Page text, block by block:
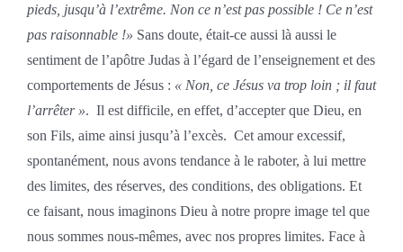
pieds, jusqu’à l’extrême. Non ce n’est pas possible ! Ce n’est
pas raisonnable !» Sans doute, était-ce aussi là aussi le
sentiment de l’apôtre Judas à l’égard de l’enseignement et des
comportements de Jésus : « Non, ce Jésus va trop loin ; il faut
l’arrêter ». Il est difficile, en effet, d’accepter que Dieu, en
son Fils, aime ainsi jusqu’à l’excès. Cet amour excessif,
spontanément, nous avons tendance à le raboter, à lui mettre
des limites, des réserves, des conditions, des obligations. Et
ce faisant, nous imaginons Dieu à notre propre image tel que
nous sommes nous-mêmes, avec nos propres limites. Face à